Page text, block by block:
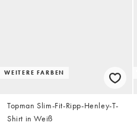
WEITERE FARBEN
Topman Slim-Fit-Ripp-Henley-T-
Shirt in Weiß